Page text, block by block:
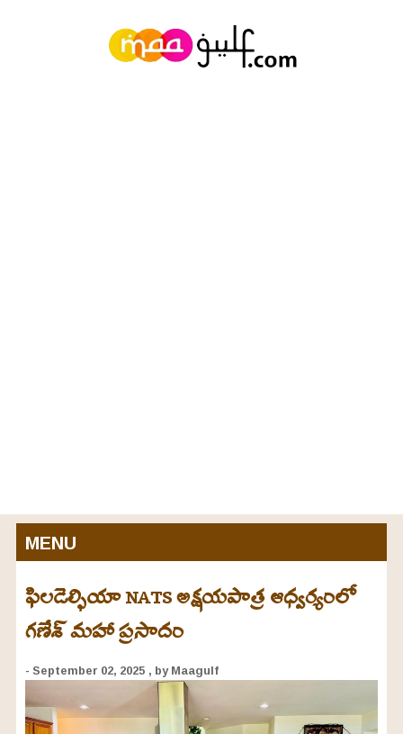
MENU
ఫిలడెల్ఫియా NATS అక్షయపాత్ర ఆధ్వర్యంలో
గణేశ్ మహా ప్రసాదం
- September 02, 2025 , by Maagulf